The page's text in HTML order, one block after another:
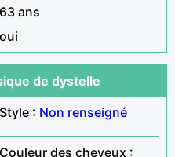
63 ans
oui
de dystelle
Style : Non renseigné
Couleur des cheveux :